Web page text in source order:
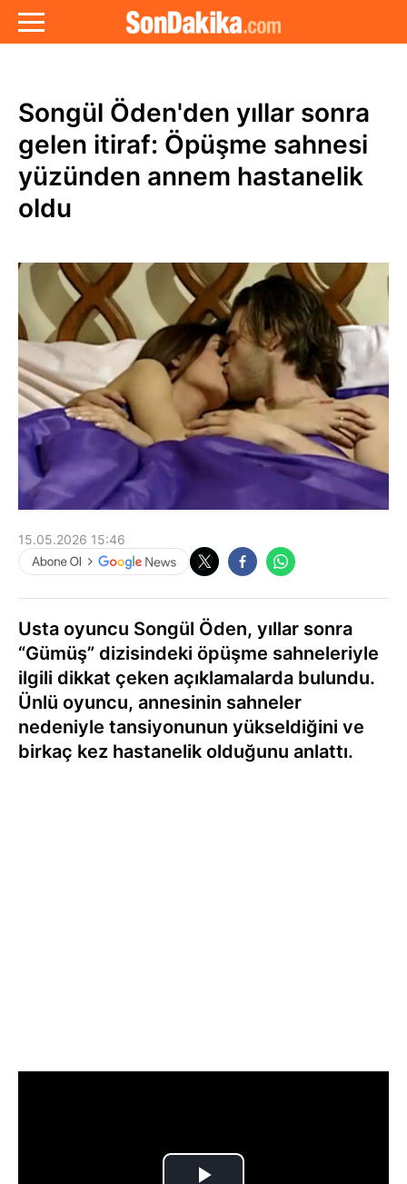
Songül Öden'den yıllar sonra
gelen itiraf: Öpüşme sahnesi
yüzünden annem hastanelik
oldu
15.05.2026 15:46
Usta oyuncu Songül Öden, yıllar sonra
“Gümüş” dizisindeki öpüşme sahneleriyle
ilgili dikkat çeken açıklamalarda bulundu.
Ünlü oyuncu, annesinin sahneler
nedeniyle tansiyonunun yükseldiğini ve
birkaç kez hastanelik olduğunu anlattı.